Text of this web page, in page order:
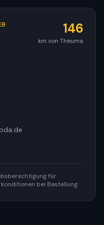
146
km von Theuma
für
bei Bestellung